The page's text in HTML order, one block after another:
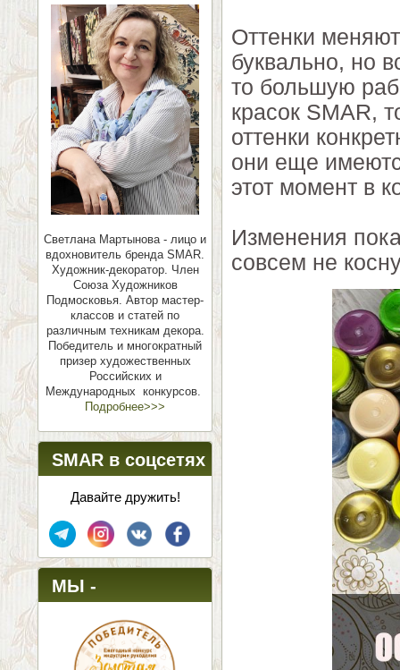
Светлана Мартынова - лицо и
вдохновитель бренда SMAR.
Художник-декоратор. Член
Союза Художников
Подмосковья. Автор мастер-
классов и статей по
различным техникам декора.
Победитель и многократный
призер художественных
Российских и
Международных конкурсов.
Подробнее>>>
SMAR в соцсетях
Давайте дружить!
МЫ -
ПОБЕДИТЕЛИ!
Оттенки
буквально, но
то большую
красок SMAR,
оттенки
они еще
этот момент в
Изменения
совсем не